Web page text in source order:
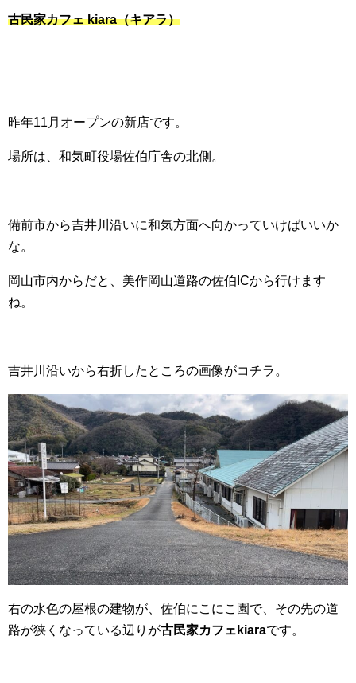
古民家カフェ kiara（キアラ）
昨年11月オープンの新店です。
場所は、和気町役場佐伯庁舎の北側。
備前市から吉井川沿いに和気方面へ向かっていけばいいか
な。
岡山市内からだと、美作岡山道路の佐伯ICから行けます
ね。
吉井川沿いから右折したところの画像がコチラ。
右の水色の屋根の建物が、佐伯にこにこ園で、その先の道
路が狭くなっている辺りが古民家カフェkiaraです。